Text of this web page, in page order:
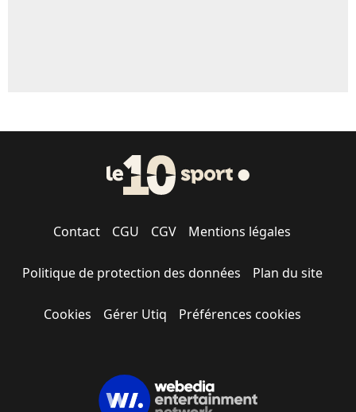
Contact CGU CGV Mentions légales
Politique de protection des données Plan du site
Cookies Gérer Utiq Préférences cookies